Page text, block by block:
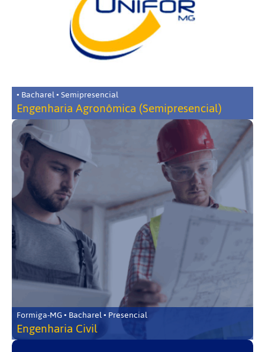
• Bacharel • Semipresencial
Engenharia Agronômica (Semipresencial)
Formiga-MG • Bacharel • Presencial
Engenharia Civil